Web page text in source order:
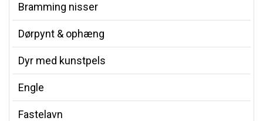
Bramming nisser
Dørpynt & ophæng
Dyr med kunstpels
Engle
Fastelavn